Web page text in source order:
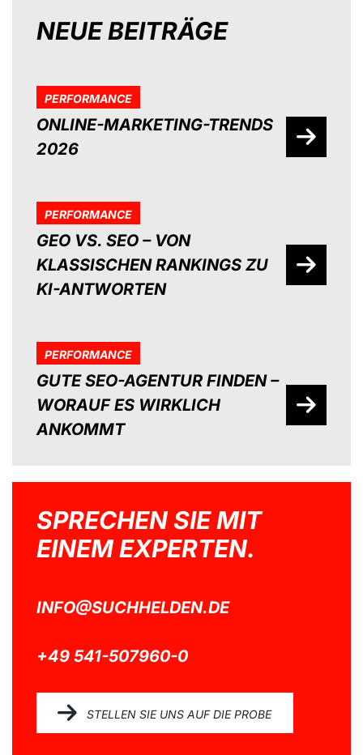
NEUE BEITRÄGE
PERFORMANCE
ONLINE-MARKETING-TRENDS
2026
PERFORMANCE
GEO VS. SEO – VON
KLASSISCHEN RANKINGS ZU
KI-ANTWORTEN
PERFORMANCE
GUTE SEO-AGENTUR FINDEN –
WORAUF ES WIRKLICH
ANKOMMT
SPRECHEN SIE MIT
EINEM EXPERTEN.
INFO@SUCHHELDEN.DE
+49 541-507960-0
STELLEN SIE UNS AUF DIE PROBE